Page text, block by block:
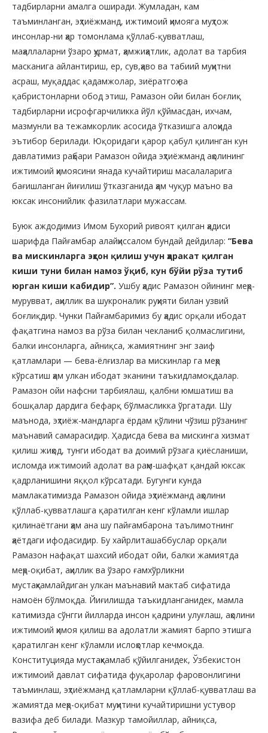
тадбирларни амалга оширади. Жумладан, кам
таъминланган, эҳтиёжманд, ижтимоий ҳимояга муҳтож
инсонлар-ни ҳар томонлама қўллаб-қувватлаш,
маҳаллаларни ўзаро ҳурмат, ҳамжиҳатлик, адолат ва тарбия
масканига айлантириш, ер, сув,ҳаво ва табиий муҳитни
асраш, муқаддас қадамжолар, зиёратгоҳ ва
қабристонларни обод этиш, Рамазон ойи билан боғлиқ
тадбирларни исрофгарчиликка йўл қўймасдан, ихчам,
мазмунли ва тежамкорлик асосида ўтказишга алоҳида
эътибор берилади. Юқоридаги қарор қабул қилинган кун
давлатимиз раҳбари Рамазон ойида эҳтиёжманд аҳолининг
ижтимоий ҳимоясини янада кучайтириш масалаларига
бағишланган йиғилиш ўтказганида ҳам чуқур маъно ва
юксак инсонийлик фазилатлари мужассам.
Буюк аждодимиз Имом Бухорий ривоят қилган ҳадиси
шарифда Пайғамбар алайҳиссалом бундай дейдилар: “Бева
ва мискинларга эҳсон қилиш учун ҳаракат қилган
киши туни билан намоз ўқиб, кун бўйи рўза тутиб
юрган киши кабидир”. Ушбу ҳадис Рамазон ойининг меҳр-
мурувват, аҳиллик ва шукроналик руҳияти билан узвий
боғлиқдир. Чунки Пайғамбаримиз бу ҳадис орқали ибодат
фақатгина намоз ва рўза билан чекланиб қолмаслигини,
балки инсонларга, айниқса, жамиятнинг энг заиф
қатламлари — бева-ёлғизлар ва мискинлар га меҳр
кўрсатиш ҳам улкан ибодат эканини таъкидламоқдалар.
Рамазон ойи нафсни тарбиялаш, қалбни юмшатиш ва
бошқалар дардига бефарқ бўлмасликка ўргатади. Шу
маънода, эҳтиёж-мандларга ёрдам қўлини чўзиш рўзанинг
маънавий самарасидир. Ҳадисда бева ва мискинга хизмат
қилиш жиҳод, тунги ибодат ва доимий рўзага қиёсланиши,
исломда ижтимоий адолат ва раҳм-шафқат қандай юксак
қадрланишини яққол кўрсатади. Бугунги кунда
мамлакатимизда Рамазон ойида эҳтиёжманд аҳолини
қўллаб-қувватлашга қаратилган кенг кўламли ишлар
қилинаётгани ҳам ана шу пайғамбарона таълимотнинг
ҳаётдаги ифодасидир. Бу хайрлиташаббуслар орқали
Рамазон нафақат шахсий ибодат ойи, балки жамиятда
меҳр-оқибат, аҳиллик ва ўзаро ғамхўрликни
мустаҳкамлайдиган улкан маънавий мактаб сифатида
намоён бўлмоқда. Йиғилишда таъкидланганидек, мамла
катимизда сўнгги йилларда инсон қадрини улуғлаш, аҳолини
ижтимоий ҳимоя қилиш ва адолатли жамият барпо этишга
қаратилган кенг кўламли ислоҳотлар кечмоқда.
Конституцияда мустаҳкамлаб қўйилганидек, Ўзбекистон
ижтимоий давлат сифатида фуқаролар фаровонлигини
таъминлаш, эҳтиёжманд қатламларни қўллаб-қувватлаш ва
жамиятда меҳр-оқибат муҳитини кучайтиришни устувор
вазифа деб билади. Мазкур тамойиллар, айниқса,